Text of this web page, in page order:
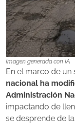
Imagen generada con IA
En el marco de un
nacional ha
Administración
impactando de
se desprende de